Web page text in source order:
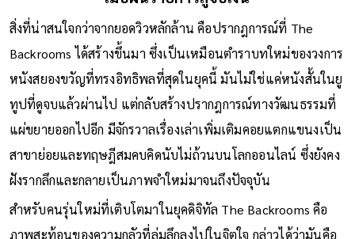
เมื่อฝันร้ายก้าวสู่จอเงิน
สิ่งที่น่าสนใจกว่าจากยอดวิวหลักล้าน คือปรากฎการณ์ที่ The
Backrooms ได้สร้างขึ้นมา ซึ่งเป็นเหมือนตำราบทใหม่ของวงการ
หนังสยองขวัญที่ทรงอิทธิพลที่สุดในยุคนี้ มันไม่ใช่แค่หนังสั้นในยู
ทูปที่ดูจบแล้วผ่านไป แต่กลับสร้างปรากฎการณ์ทางวัฒนธรรมที่
แผ่ขยายออกไปอีก มีจักรวาลเรื่องเล่าเพิ่มเติมคอยแตกแขนงเป็น
สาขาย่อยและทฤษฎีสมคบคิดนับไม่ถ้วนบนโลกออนไลน์ ซึ่งยังคง
ฝังรากลึกและกลายเป็นภาพจำใหม่มาจนถึงปัจจุบัน
สำหรับคนรุ่นใหม่ที่เติบโตมาในยุคดิจิทัล The Backrooms คือ